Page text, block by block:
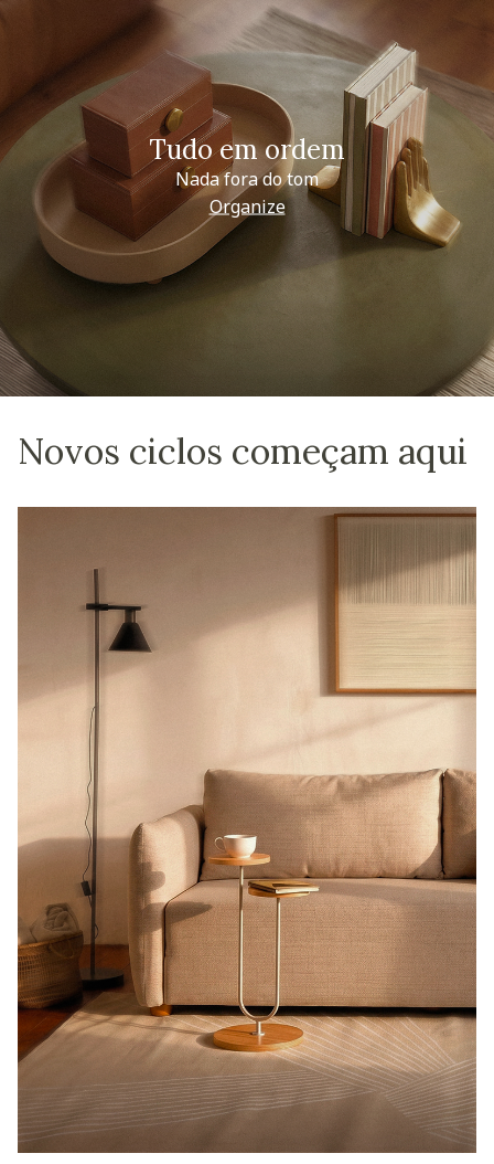
Tudo em ordem
Nada fora do tom
Organize
Novos ciclos começam aqui